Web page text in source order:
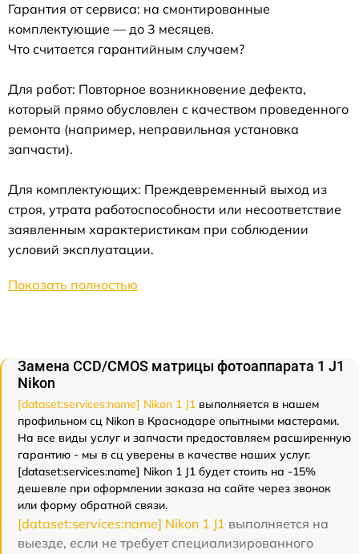
Гарантия от сервиса: на смонтированные
комплектующие — до 3 месяцев.
Что считается гарантийным случаем?
Для работ: Повторное возникновение дефекта,
который прямо обусловлен с качеством проведенного
ремонта (например, неправильная установка
запчасти).
Для комплектующих: Преждевременный выход из
строя, утрата работоспособности или несоответствие
заявленным характеристикам при соблюдении
условий эксплуатации.
Показать полностью
Замена CCD/CMOS матрицы фотоаппарата 1 J1
Nikon
[dataset:services:name] Nikon 1 J1 выполняется в нашем
профильном сц Nikon в Краснодаре опытными мастерами.
На все виды услуг и запчасти предоставляем расширенную
гарантию - мы в сц уверены в качестве наших услуг.
[dataset:services:name] Nikon 1 J1 будет стоить на -15%
дешевле при оформлении заказа на сайте через звонок
или форму обратной связи.
[dataset:services:name] Nikon 1 J1 выполняется на
выезде, если не требует специализированного